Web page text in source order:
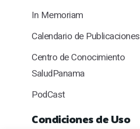
In Memoriam
Calendario de Publicaciones
Centro de Conocimiento
SaludPanama
PodCast
Condiciones de Uso